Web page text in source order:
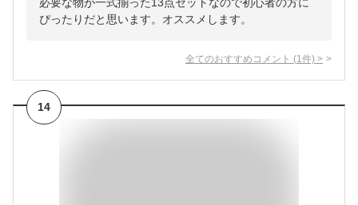
必要な物が一式揃った13点セットなので初心者の方に
ぴったりだと思います。オススメします。
全てのおすすめコメント (1 件) >
14